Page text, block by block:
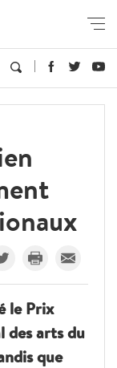
le Prix
des arts du
que